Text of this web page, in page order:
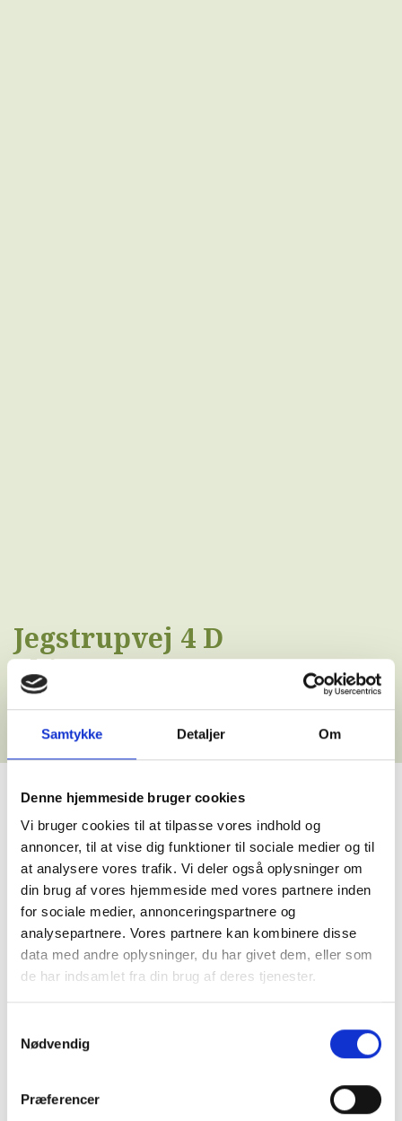
Samtykke Detaljer Om
Denne hjemmeside bruger cookies
Vi bruger cookies til at tilpasse vores indhold og
annoncer, til at vise dig funktioner til sociale medier og til
at analysere vores trafik. Vi deler også oplysninger om
din brug af vores hjemmeside med vores partnere inden
for sociale medier, annonceringspartnere og
analysepartnere. Vores partnere kan kombinere disse
data med andre oplysninger, du har givet dem, eller som
de har indsamlet fra din brug af deres tjenester.
Nødvendig
Præferencer
Jegstrupvej 4 D
Skive